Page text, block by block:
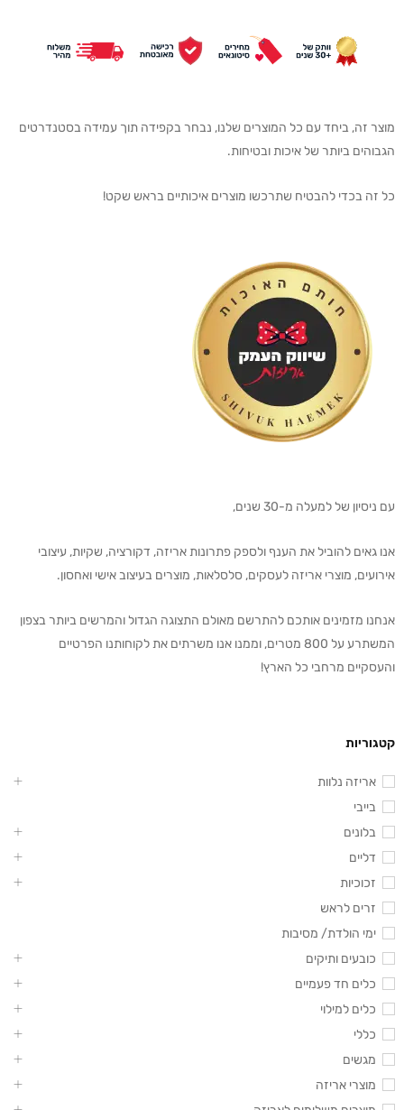
מוצר זה, ביחד עם כל המוצרים שלנו, נבחר בקפידה תוך עמידה בסטנדרטים
הגבוהים ביותר של איכות ובטיחות.
כל זה בכדי להבטיח שתרכשו מוצרים איכותיים בראש שקט!
עם ניסיון של למעלה מ-30 שנים,
אנו גאים להוביל את הענף ולספק פתרונות אריזה, דקורציה, שקיות, עיצובי
אירועים, מוצרי אריזה לעסקים, סלסלאות, מוצרים בעיצוב אישי ואחסון.
אנחנו מזמינים אותכם להתרשם מאולם התצוגה הגדול והמרשים ביותר בצפון
המשתרע על 800 מטרים, וממנו אנו משרתים את לקוחותנו הפרטיים
והעסקיים מרחבי כל הארץ!
קטגוריות
אריזה נלוות
בייבי
בלונים
דליים
זכוכיות
זרים לראש
ימי הולדת/ מסיבות
כובעים ותיקים
כלים חד פעמיים
כלים למילוי
כללי
מגשים
מוצרי אריזה